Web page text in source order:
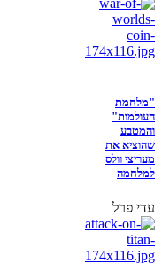
"מלחמת
העולמות"
והמטבע
שהוציא את
מעריצי וולס
למלחמה
עדי פרל